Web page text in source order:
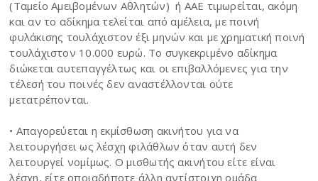
(Ταμείο Αμειβομένων Αθλητών) ή ΑΑΕ τιμωρείται, ακόμη
και αν το αδίκημα τελείται από αμέλεια, με ποινή
φυλάκισης τουλάχιστον έξι μηνών και με χρηματική ποινή
τουλάχιστον 10.000 ευρώ. Το συγκεκριμένο αδίκημα
διώκεται αυτεπαγγέλτως και οι επιβαλλόμενες για την
τέλεσή του ποινές δεν αναστέλλονται ούτε
μετατρέπονται.
• Απαγορεύεται η εκμίσθωση ακινήτου για να
λειτουργήσει ως λέσχη φιλάθλων όταν αυτή δεν
λειτουργεί νομίμως. Ο μισθωτής ακινήτου είτε είναι
λέσχη, είτε οποιαδήποτε άλλη αντίστοιχη ομάδα